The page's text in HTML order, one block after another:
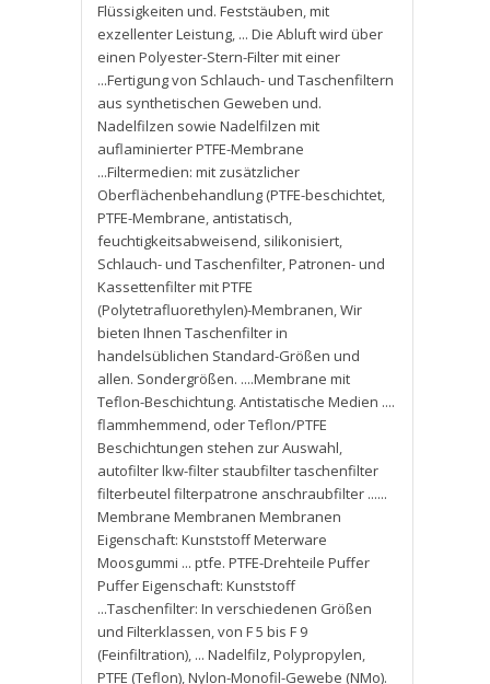
Flüssigkeiten und. Feststäuben,mit
exzellenter Leistung, ... Die Abluft wird über
einen Polyester-Stern-Filter mit einer
...Fertigung von Schlauch- und Taschenfiltern
aus synthetischen Geweben und.
Nadelfilzen sowie Nadelfilzen mit
auflaminierter PTFE-Membrane
...Filtermedien: mit zusätzlicher
Oberflächenbehandlung (PTFE-beschichtet,
PTFE-Membrane, antistatisch,
feuchtigkeitsabweisend, silikonisiert,
Schlauch- und Taschenfilter,Patronen- und
Kassettenfilter mit PTFE
(Polytetrafluorethylen)-Membranen,Wir
bieten Ihnen Taschenfilter in
handelsüblichen Standard-Größen und
allen. Sondergrößen. ....Membrane mit
Teflon-Beschichtung. Antistatische Medien ....
flammhemmend, oder Teflon/PTFE
Beschichtungen stehen zur Auswahl,
autofilter lkw-filter staubfilter taschenfilter
filterbeutel filterpatrone anschraubfilter ......
Membrane Membranen Membranen
Eigenschaft: Kunststoff Meterware
Moosgummi ... ptfe. PTFE-Drehteile Puffer
Puffer Eigenschaft: Kunststoff
...Taschenfilter: In verschiedenen Größen
und Filterklassen,von F 5 bis F 9
(Feinfiltration), ... Nadelfilz,Polypropylen,
PTFE (Teflon),Nylon-Monofil-Gewebe (NMo).